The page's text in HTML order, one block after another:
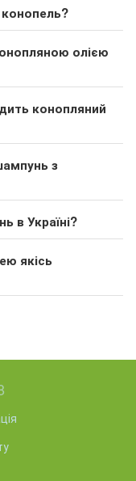
олією
конопляний
з
в Україні?
якісь